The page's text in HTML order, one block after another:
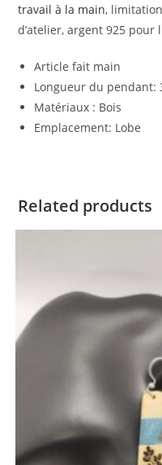
travail à la main,
d’atelier, argent 925 pour
Article fait main
Longueur du pendant:
Matériaux : Bois
Emplacement: Lobe
Related products